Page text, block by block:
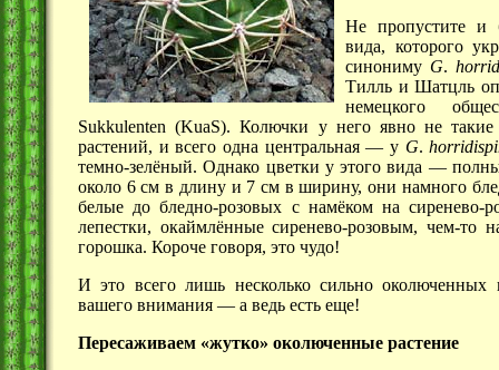
Не пропустите и
вида, которого
синониму G.
Тилль и Шатцль
немецкого
Sukkulenten (KuaS). Колючки у него явно не
растений, и всего одна центральная — у G.
темно-зелёный. Однако цветки у этоговида —
около 6 см в длину и 7 смв ширину, они намного
белые до бледно-розовых с намёком на сиренево-
лепестки, окаймлённые сиренево-розовым, чем-то
горошка. Короче говоря, это чудо!
И это всего лишь несколько сильно околюченных
вашего внимания — а ведь есть еще!
Пересаживаем «жутко» околюченные растение